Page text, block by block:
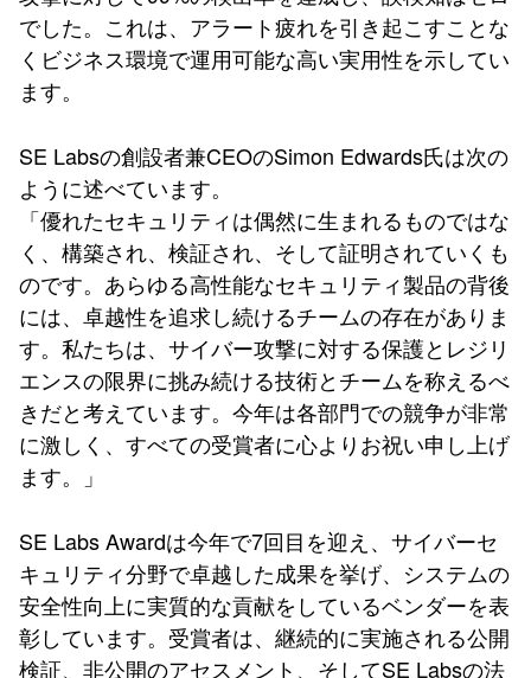
でした。これは、アラート疲れを引き起こすことな
くビジネス環境で運用可能な高い実用性を示してい
ます。
SE Labsの創設者兼CEOのSimon Edwards氏は次の
ように述べています。
「優れたセキュリティは偶然に生まれるものではな
く、構築され、検証され、そして証明されていくも
のです。あらゆる高性能なセキュリティ製品の背後
には、卓越性を追求し続けるチームの存在がありま
す。私たちは、サイバー攻撃に対する保護とレジリ
エンスの限界に挑み続ける技術とチームを称えるべ
きだと考えています。今年は各部門での競争が非常
に激しく、すべての受賞者に心よりお祝い申し上げ
ます。」
SE Labs Awardは今年で7回目を迎え、サイバーセ
キュリティ分野で卓越した成果を挙げ、システムの
安全性向上に実質的な貢献をしているベンダーを表
彰しています。受賞者は、継続的に実施される公開
検証、非公開のアセスメント、そしてSE Labsの法